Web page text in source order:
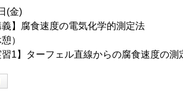
(金)
】腐食速度の電気化学的測定法
）
1】ターフェル直線からの腐食速度の